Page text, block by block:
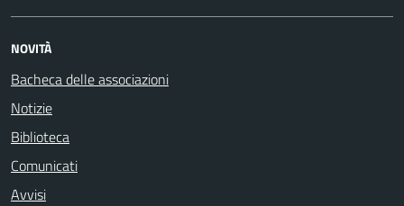
NOVITÀ
Bacheca delle associazioni
Notizie
Biblioteca
Comunicati
Avvisi